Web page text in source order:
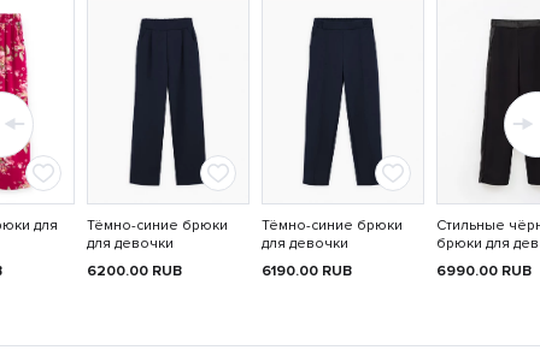
для
Тёмно-синие брюки
для девочки
6200.00 RUB
Тёмно-синие брюки
для девочки
6190.00 RUB
Стильные
брюки для
6990.00 RUB